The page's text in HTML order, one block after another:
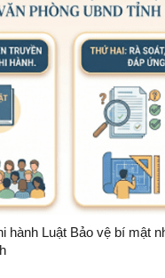
hành Luật Bảo vệ bí mật